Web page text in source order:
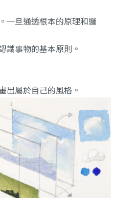
一旦通透根本的原理和邏
識事物的基本原則。
出屬於自己的風格。